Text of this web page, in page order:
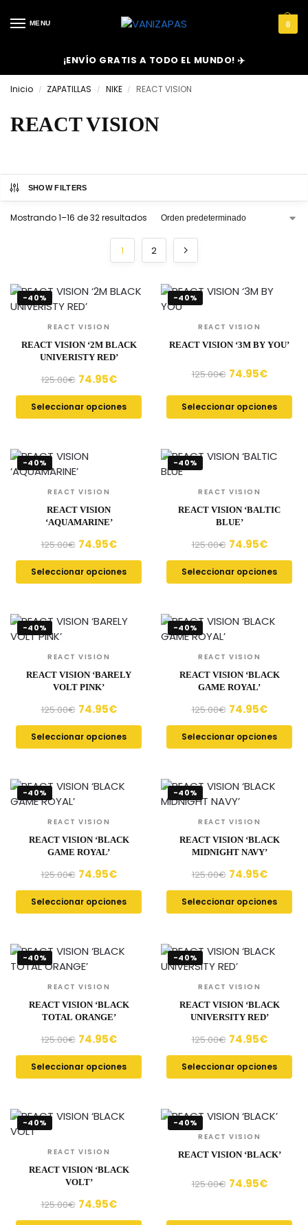
MENU 0
¡ENVÍO GRATIS A TODO EL MUNDO! ✈️
Inicio / ZAPATILLAS / NIKE / REACT VISION
REACT VISION
SHOW FILTERS
Mostrando 1–16 de 32 resultados
1 2
-40%
REACT VISION
REACT VISION ‘2M BLACK
UNIVERISTY RED’
125.00€ 74.95€
Seleccionar opciones
-40%
REACT VISION
REACT VISION ‘3M BY YOU’
125.00€ 74.95€
Seleccionar opciones
-40%
REACT VISION
REACT VISION
‘AQUAMARINE’
125.00€ 74.95€
Seleccionar opciones
-40%
REACT VISION
REACT VISION ‘BALTIC
BLUE’
125.00€ 74.95€
Seleccionar opciones
-40%
REACT VISION
REACT VISION ‘BARELY
VOLT PINK’
125.00€ 74.95€
Seleccionar opciones
-40%
REACT VISION
REACT VISION ‘BLACK
GAME ROYAL’
125.00€ 74.95€
Seleccionar opciones
-40%
REACT VISION
REACT VISION ‘BLACK
GAME ROYAL’
125.00€ 74.95€
Seleccionar opciones
-40%
REACT VISION
REACT VISION ‘BLACK
MIDNIGHT NAVY’
125.00€ 74.95€
Seleccionar opciones
-40%
REACT VISION
REACT VISION ‘BLACK
TOTAL ORANGE’
125.00€ 74.95€
Seleccionar opciones
-40%
REACT VISION
REACT VISION ‘BLACK
UNIVERSITY RED’
125.00€ 74.95€
Seleccionar opciones
-40%
REACT VISION
REACT VISION ‘BLACK
VOLT’
125.00€ 74.95€
-40%
REACT VISION
REACT VISION ‘BLACK’
125.00€ 74.95€